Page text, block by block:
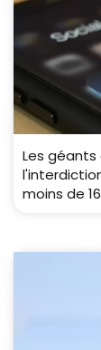
Les
moins de